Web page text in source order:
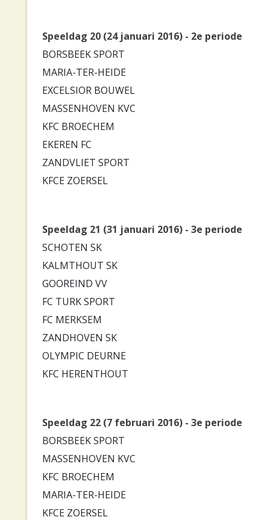
Speeldag 20 (24 januari 2016) - 2e periode
BORSBEEK SPORT
MARIA-TER-HEIDE
EXCELSIOR BOUWEL
MASSENHOVEN KVC
KFC BROECHEM
EKEREN FC
ZANDVLIET SPORT
KFCE ZOERSEL
Speeldag 21 (31 januari 2016) - 3e periode
SCHOTEN SK
KALMTHOUT SK
GOOREIND VV
FC TURK SPORT
FC MERKSEM
ZANDHOVEN SK
OLYMPIC DEURNE
KFC HERENTHOUT
Speeldag 22 (7 februari 2016) - 3e periode
BORSBEEK SPORT
MASSENHOVEN KVC
KFC BROECHEM
MARIA-TER-HEIDE
KFCE ZOERSEL